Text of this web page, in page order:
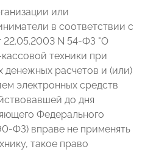
или
в соответствии с
22.05.2003 N 54-ФЗ "О
техники при
расчетов и (или)
электронных средств
до дня
Федерального
ФЗ) вправе не применять
такое право